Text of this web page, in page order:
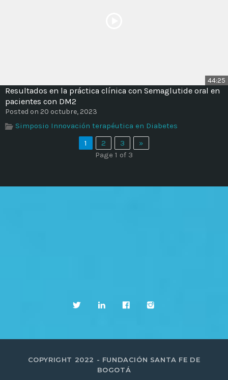
44:25
Resultados en la práctica clínica con Semaglutide oral en
pacientes con DM2
Posted on 20 octubre, 2023
Simposio Innovación terapéutica en Diabetes
1
2 3
»
Page 1 of 3
COPYRIGHT 2022 - FUNDACIÓN SANTA FE DE
BOGOTÁ